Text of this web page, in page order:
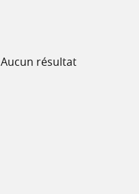
Aucun résultat